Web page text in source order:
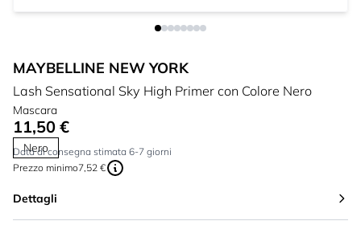
MAYBELLINE NEW YORK
Lash Sensational Sky High Primer con Colore Nero
Mascara
11,50 €
Nero
Data di consegna stimata 6-7 giorni
Prezzo minimo7,52 €
Dettagli